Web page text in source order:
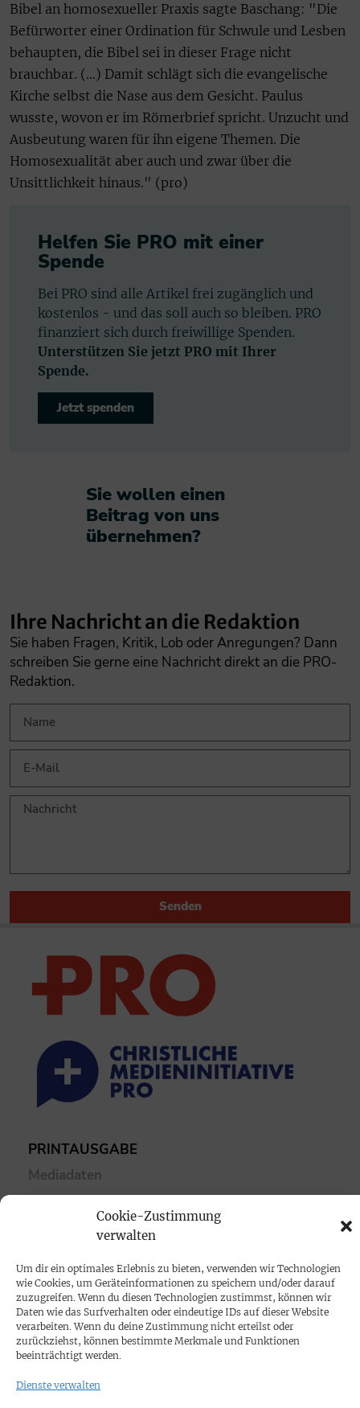
Cookie-Zustimmung
verwalten
Um dir ein optimales Erlebnis zu bieten, verwenden wir Technologien
wie Cookies, um Geräteinformationen zu speichern und/oder darauf
zuzugreifen. Wenn du diesen Technologien zustimmst, können wir
Daten wie das Surfverhalten oder eindeutige IDs auf dieser Website
verarbeiten. Wenn du deine Zustimmung nicht erteilst oder
zurückziehst, können bestimmte Merkmale und Funktionen
beeinträchtigt werden.
Dienste verwalten
Bibel an homosexueller Praxis sagte Baschang: "Die
Befürworter einer Ordination für Schwule und Lesben
behaupten, die Bibel sei in dieser Frage nicht
brauchbar. (…) Damit schlägt sich die evangelische
Kirche selbst die Nase aus dem Gesicht. Paulus
wusste, wovon er im Römerbrief spricht. Unzucht und
Ausbeutung waren für ihn eigene Themen. Die
Homosexualität aber auch und zwar über die
Unsittlichkeit hinaus." (pro)
Helfen Sie PRO mit einer
Spende
Bei PRO sind alle Artikel frei zugänglich und
kostenlos - und das soll auch so bleiben. PRO
finanziert sich durch freiwillige Spenden.
Unterstützen Sie jetzt PRO mit Ihrer
Spende.
Jetzt spenden
Sie wollen einen
Beitrag von uns
übernehmen?​
Ihre Nachricht an die Redaktion
Sie haben Fragen, Kritik, Lob oder Anregungen? Dann
schreiben Sie gerne eine Nachricht direkt an die PRO-
Redaktion.
Senden
PRINTAUSGABE
Mediadaten
PROKOMPAKT
SPENDEN
Datenschutz
KONTAKT
Cookie-Richtlinie